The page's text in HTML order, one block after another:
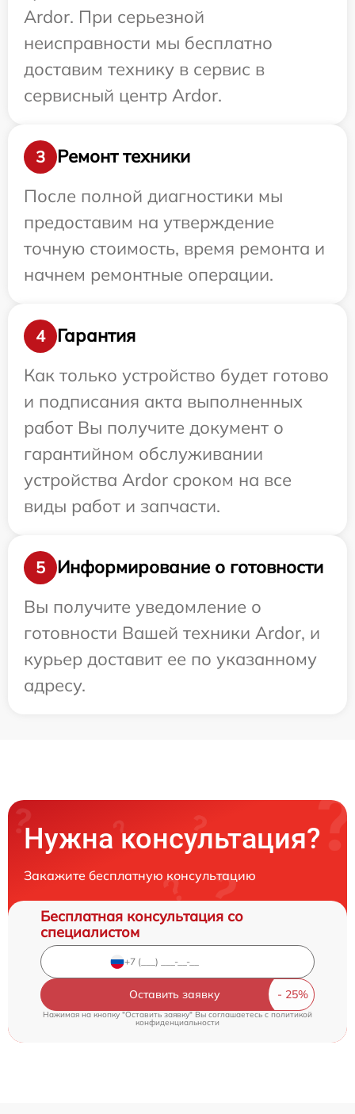
Ardor. При серьезной
неисправности мы бесплатно
доставим технику в сервис в
сервисный центр Ardor.
3
Ремонт техники
После полной диагностики мы
предоставим на утверждение
точную стоимость, время ремонта и
начнем ремонтные операции.
4
Гарантия
Как только устройство будет готово
и подписания акта выполненных
работ Вы получите документ о
гарантийном обслуживании
устройства Ardor сроком на все
виды работ и запчасти.
5
Информирование о готовности
Вы получите уведомление о
готовности Вашей техники Ardor, и
курьер доставит ее по указанному
адресу.
Нужна консультация?
Закажите бесплатную консультацию
Бесплатная консультация со
специалистом
Оставить заявку
Нажимая на кнопку "Оставить заявку" Вы соглашаетесь cполитикой
конфиденциальности